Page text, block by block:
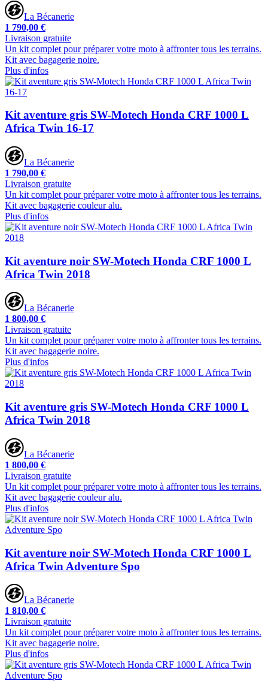
La Bécanerie
1 790,00 €
Livraison gratuite
Un kit complet pour préparer votre moto à affronter tous les terrains.
Kit avec bagagerie noire.
Plus d'infos
Kit aventure gris SW-Motech Honda CRF 1000 L
Africa Twin 16-17
La Bécanerie
1 790,00 €
Livraison gratuite
Un kit complet pour préparer votre moto à affronter tous les terrains.
Kit avec bagagerie couleur alu.
Plus d'infos
Kit aventure noir SW-Motech Honda CRF 1000 L
Africa Twin 2018
La Bécanerie
1 800,00 €
Livraison gratuite
Un kit complet pour préparer votre moto à affronter tous les terrains.
Kit avec bagagerie noire.
Plus d'infos
Kit aventure gris SW-Motech Honda CRF 1000 L
Africa Twin 2018
La Bécanerie
1 800,00 €
Livraison gratuite
Un kit complet pour préparer votre moto à affronter tous les terrains.
Kit avec bagagerie couleur alu.
Plus d'infos
Kit aventure noir SW-Motech Honda CRF 1000 L
Africa Twin Adventure Spo
La Bécanerie
1 810,00 €
Livraison gratuite
Un kit complet pour préparer votre moto à affronter tous les terrains.
Kit avec bagagerie noire.
Plus d'infos